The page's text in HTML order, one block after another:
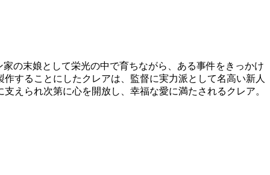
の末娘として栄光の中で育ちながら、ある事件をきっかけ
することにしたクレアは、監督に実力派として名高い新人
えられ次第に心を開放し、幸福な愛に満たされるクレア。